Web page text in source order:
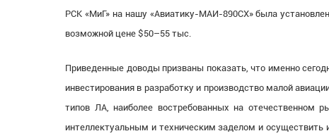
РСК «МиГ» на нашу «Авиатику-МАИ-890СХ» была
возможной цене $50–55 тыс.
Приведенные доводы призваны показать, что именно
инвестирования в разработку и производство малой
типов ЛА, наиболее востребованных на отечественном
интеллектуальным и техническим заделом и